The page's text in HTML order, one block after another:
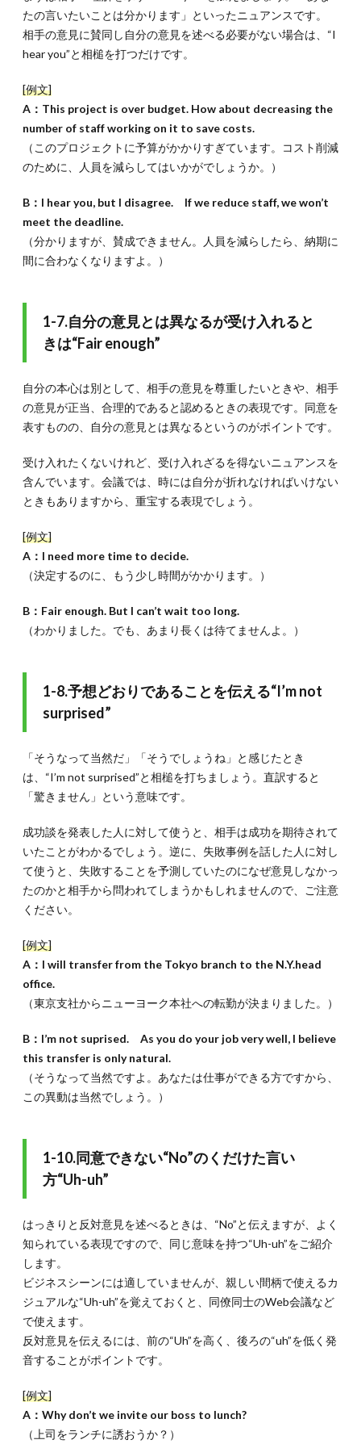
たの言いたいことは分かります」といったニュアンスです。
相手の意見に賛同し自分の意見を述べる必要がない場合は、“I
hear you”と相槌を打つだけです。
[例文]
A：This project is over budget. How about decreasing the
number of staff working on it to save costs.
（このプロジェクトに予算がかかりすぎています。コスト削減
のために、人員を減らしてはいかがでしょうか。）
B：I hear you, but I disagree. If we reduce staff, we won’t
meet the deadline.
（分かりますが、賛成できません。人員を減らしたら、納期に
間に合わなくなりますよ。）
1-7.自分の意見とは異なるが受け入れると
きは“Fair enough”
自分の本心は別として、相手の意見を尊重したいときや、相手
の意見が正当、合理的であると認めるときの表現です。同意を
表すものの、自分の意見とは異なるというのがポイントです。
受け入れたくないけれど、受け入れざるを得ないニュアンスを
含んでいます。会議では、時には自分が折れなければいけない
ときもありますから、重宝する表現でしょう。
[例文]
A：I need more time to decide.
（決定するのに、もう少し時間がかかります。）
B：Fair enough. But I can’t wait too long.
（わかりました。でも、あまり長くは待てませんよ。）
1-8.予想どおりであることを伝える“I’m not
surprised”
「そうなって当然だ」「そうでしょうね」と感じたとき
は、“I’m not surprised”と相槌を打ちましょう。直訳すると
「驚きません」という意味です。
成功談を発表した人に対して使うと、相手は成功を期待されて
いたことがわかるでしょう。逆に、失敗事例を話した人に対し
て使うと、失敗することを予測していたのになぜ意見しなかっ
たのかと相手から問われてしまうかもしれませんので、ご注意
ください。
[例文]
A：I will transfer from the Tokyo branch to the N.Y.head
office.
（東京支社からニューヨーク本社への転勤が決まりました。）
B：I’m not suprised. As you do your job very well, I believe
this transfer is only natural.
（そうなって当然ですよ。あなたは仕事ができる方ですから、
この異動は当然でしょう。）
1-10.同意できない“No”のくだけた言い
方“Uh-uh”
はっきりと反対意見を述べるときは、“No”と伝えますが、よく
知られている表現ですので、同じ意味を持つ“Uh-uh”をご紹介
します。
ビジネスシーンには適していませんが、親しい間柄で使えるカ
ジュアルな“Uh-uh”を覚えておくと、同僚同士のWeb会議など
で使えます。
反対意見を伝えるには、前の“Uh”を高く、後ろの“uh”を低く発
音することがポイントです。
[例文]
A：Why don’t we invite our boss to lunch?
（上司をランチに誘おうか？）